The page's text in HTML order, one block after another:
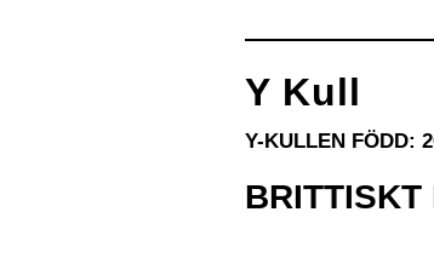
Y Kull
Y-KULLEN FÖDD:
BRITTISKT